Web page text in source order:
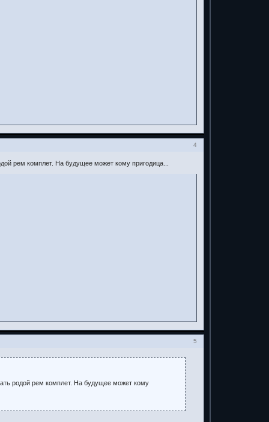
4
рем комплет. На будущее может кому пригодица...
5
родой рем комплет. На будущее может кому